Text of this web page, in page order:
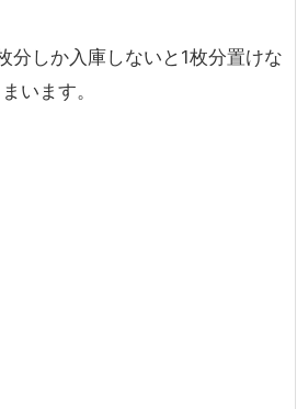
分しか入庫しないと1枚分置けな
います。